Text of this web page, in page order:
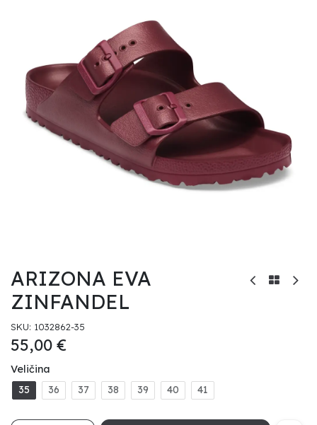
ARIZONA EVA
ZINFANDEL
SKU: 1032862-35
55,00 €
Veličina
35
36 37 38 39 40 41